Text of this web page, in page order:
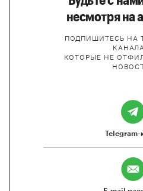
несмотря на
ПОДПИШИТЕСЬ НА
КОТОРЫЕ НЕ
Telegram-